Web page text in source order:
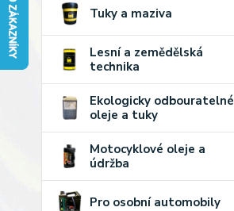
Tuky a maziva
Lesní a zemědělská
technika
Ekologicky odbouratelné
oleje a tuky
Motocyklové oleje a
údržba
Pro osobní automobily